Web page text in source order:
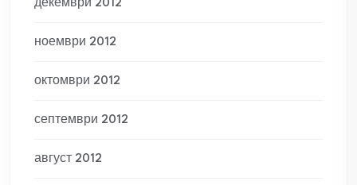
декември 2012
ноември 2012
октомври 2012
септември 2012
август 2012